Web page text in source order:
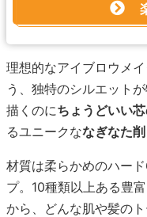
理想的なアイブロウメ
う、独特のシルエット
描くのにちょうどいい
るユニークななぎなた削
材質は柔らかめのハー
プ。10種類以上ある豊
から、どんな肌や髪の